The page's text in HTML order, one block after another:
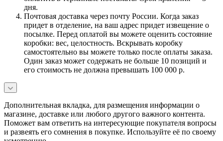
дня.
Почтовая доставка через почту России. Когда заказ
придет в отделение, на ваш адрес придет извещение о
посылке. Перед оплатой вы можете оценить состояние
коробки: вес, целостность. Вскрывать коробку
самостоятельно вы можете только после оплаты заказа.
Один заказ может содержать не больше 10 позиций и
его стоимость не должна превышать 100 000 р.
Дополнительная вкладка, для размещения информации о
магазине, доставке или любого другого важного контента.
Поможет вам ответить на интересующие покупателя вопросы
и развеять его сомнения в покупке. Используйте её по своему